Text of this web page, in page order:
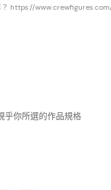
？ https://
乎你所選的作品規格